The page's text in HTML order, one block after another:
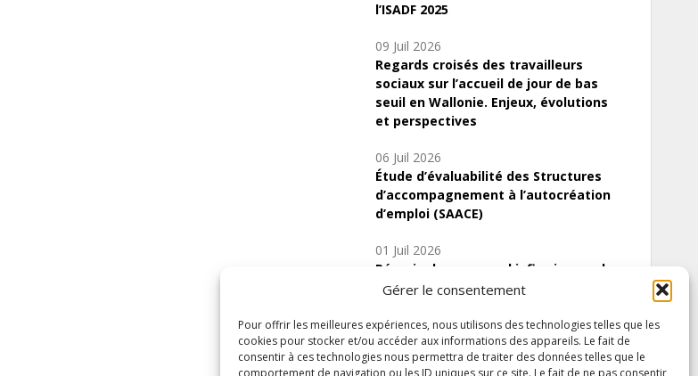
Gérer le consentement
Pour offrir les meilleures expériences, nous utilisons des technologies telles que les
cookies pour stocker et/ou accéder aux informations des appareils. Le fait de
consentir à ces technologies nous permettra de traiter des données telles que le
comportement de navigation ou les ID uniques sur ce site. Le fait de ne pas consentir
l’ISADF 2025
09 Juil 2026
Regards croisés des travailleurs
sociaux sur l’accueil de jour de bas
seuil en Wallonie. Enjeux, évolutions
et perspectives
06 Juil 2026
Étude d’évaluabilité des Structures
d’accompagnement à l’autocréation
d’emploi (SAACE)
01 Juil 2026
Pénurie du personnel infirmier :quels
indicateurs d’offre de soins pour